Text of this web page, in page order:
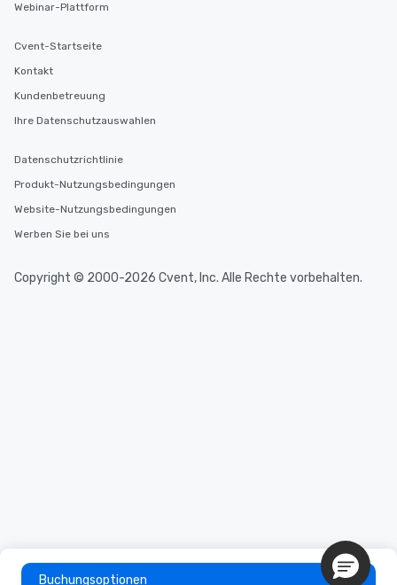
Buchungsoptionen
Webinar-Plattform
Cvent-Startseite
Kontakt
Kundenbetreuung
Ihre Datenschutzauswahlen
Datenschutzrichtlinie
Produkt-Nutzungsbedingungen
Website-Nutzungsbedingungen
Werben Sie bei uns
Copyright © 2000-2026 Cvent, Inc. Alle Rechte vorbehalten.